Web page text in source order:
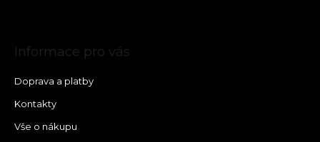
Informace pro vás
Doprava a platby
Kontakty
Vše o nákupu